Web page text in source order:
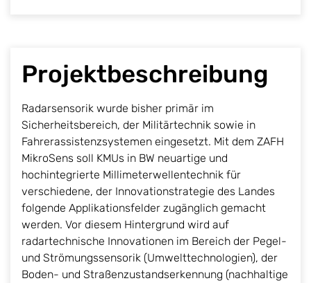
Projektbeschreibung
Radarsensorik wurde bisher primär im
Sicherheitsbereich, der Militärtechnik sowie in
Fahrerassistenzsystemen eingesetzt. Mit dem ZAFH
MikroSens soll KMUs in BW neuartige und
hochintegrierte Millimeterwellentechnik für
verschiedene, der Innovationstrategie des Landes
folgende Applikationsfelder zugänglich gemacht
werden. Vor diesem Hintergrund wird auf
radartechnische Innovationen im Bereich der Pegel-
und Strömungssensorik (Umwelttechnologien), der
Boden- und Straßenzustandserkennung (nachhaltige